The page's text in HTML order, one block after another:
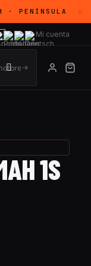
PENÍNSULA
Mi cuenta
1S